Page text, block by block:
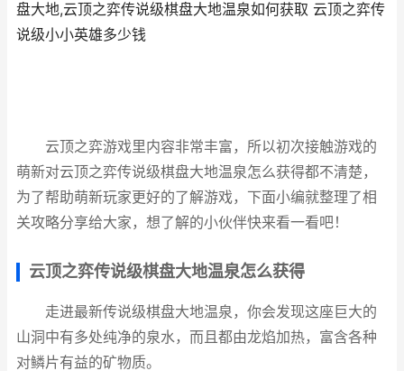
盘大地,云顶之弈传说级棋盘大地温泉如何获取 云顶之弈传
说级小小英雄多少钱
云顶之弈游戏里内容非常丰富，所以初次接触游戏的
萌新对云顶之弈传说级棋盘大地温泉怎么获得都不清楚，
为了帮助萌新玩家更好的了解游戏，下面小编就整理了相
关攻略分享给大家，想了解的小伙伴快来看一看吧！
云顶之弈传说级棋盘大地温泉怎么获得
走进最新传说级棋盘大地温泉，你会发现这座巨大的
山洞中有多处纯净的泉水，而且都由龙焰加热，富含各种
对鳞片有益的矿物质。